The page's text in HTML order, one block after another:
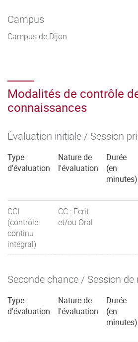
Campus
Campus de Dijon
Modalités de contrôle
connaissances
Évaluation initiale / Session
Type
d'évaluation
Nature de
l'évaluation
Durée
(en
minutes)
CCI
(contrôle
continu
intégral)
CC : Ecrit
et/ou Oral
Seconde chance / Session
Type
d'évaluation
Nature de
l'évaluation
Durée
(en
minutes)